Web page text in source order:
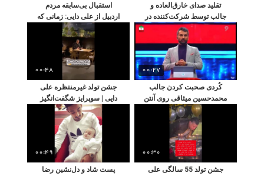
تقلید صدای خارق‌العاده و
جالب توسط شرکت‌کننده در
برنامه محمدحسین میثاقی؛
شگفتی او را مشاهده کنید!
استقبال بی‌سابقه مردم
اردبیل از علی دایی: زمانی که
یک اسطوره در میان
هوادارانش قرار گرفت
00:27
کُردی صحبت کردن جالب
محمدحسین میثاقی روی آنتن
تلویزیون
00:48
جشن تولد غیرمنتظره علی
دایی | سوپرایز شگفت‌انگیز
مردم در کافه و حضور
دخترش نورا در این لحظه
خاص
00:30
جشن تولد 55 سالگی علی
00:49
پست شاد و دل‌نشین رضا